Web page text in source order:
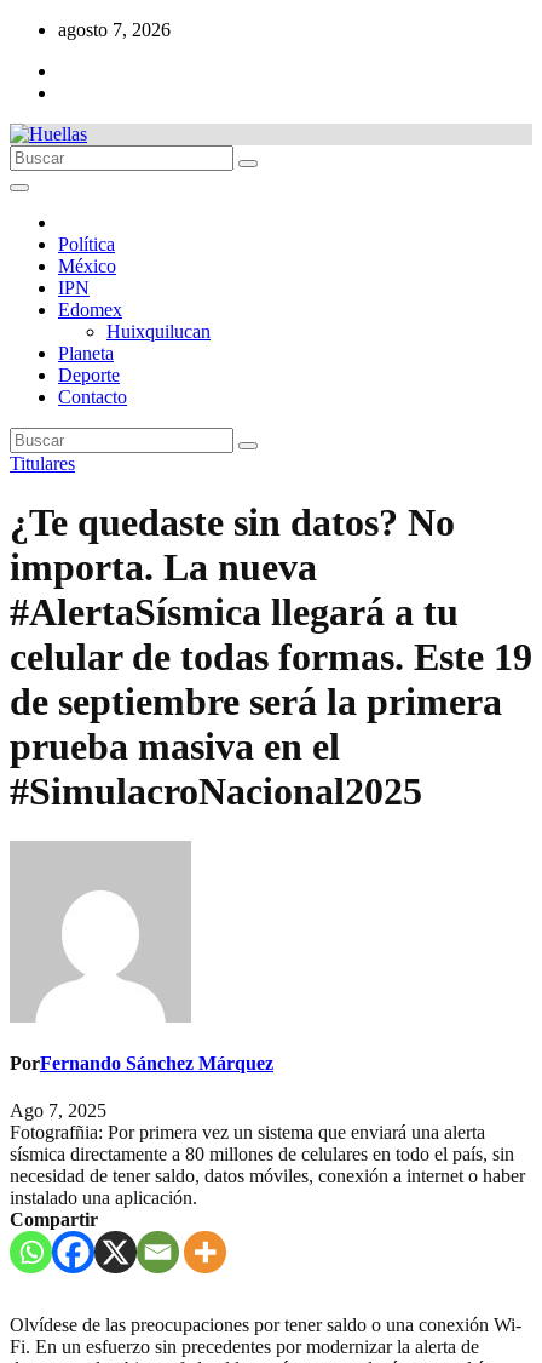
contenido
agosto 7, 2026
Política
México
IPN
Edomex
Huixquilucan
Planeta
Deporte
Contacto
Titulares
¿Te quedaste sin datos? No
importa. La nueva
#AlertaSísmica llegará a tu
celular de todas formas. Este 19
de septiembre será la primera
prueba masiva en el
#SimulacroNacional2025
PorFernando Sánchez Márquez
Ago 7, 2025
Fotografñia: Por primera vez un sistema que enviará una alerta
sísmica directamente a 80 millones de celulares en todo el país, sin
necesidad de tener saldo, datos móviles, conexión a internet o haber
instalado una aplicación.
Compartir
Olvídese de las preocupaciones por tener saldo o una conexión Wi-
Fi. En un esfuerzo sin precedentes por modernizar la alerta de